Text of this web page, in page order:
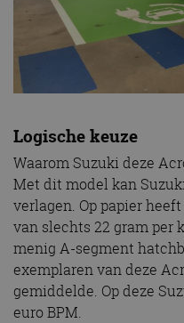
Logische keuze
Waarom Suzuki deze
Met dit model kan
verlagen. Op papier
van slechts 22 gram per
menig A-segment
exemplaren van deze
gemiddelde. Op deze
euro BPM.